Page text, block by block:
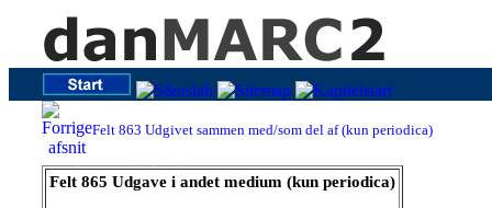
Felt 863 Udgivet sammen med/som del af (kun periodica)
Felt 865 Udgave i andet medium (kun periodica)